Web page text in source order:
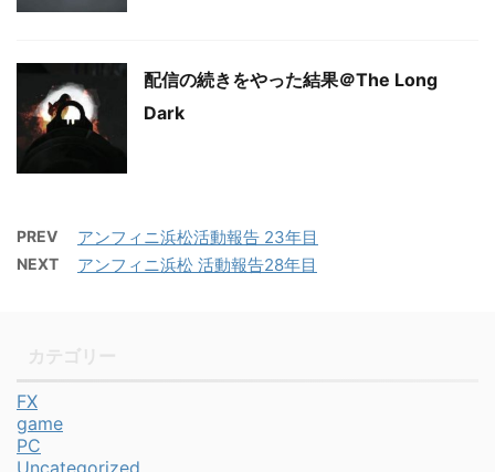
配信の続きをやった結果＠The Long
Dark
PREV アンフィニ浜松活動報告 23年目
NEXT アンフィニ浜松 活動報告28年目
FX
game
PC
Uncategorized